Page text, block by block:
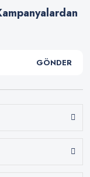
GÖNDER